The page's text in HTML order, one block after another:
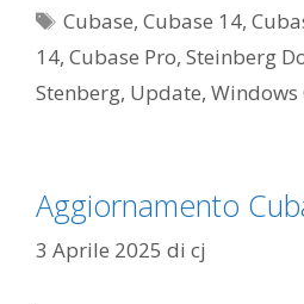
Tag
Cubase,Cubase 14,
14, Cubase Pro, Steinberg
Stenberg, Update, Windows
Aggiornamento
3 Aprile 2025 di cj